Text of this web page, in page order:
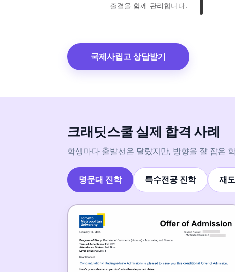
출결을 함께 관리합니다.
국제사립고 상담받기
크래딧스쿨 실제 합격 사례
학생마다 출발선은 달랐지만, 방향을 잘 잡은
명문대 진학 특수전공 진학 재